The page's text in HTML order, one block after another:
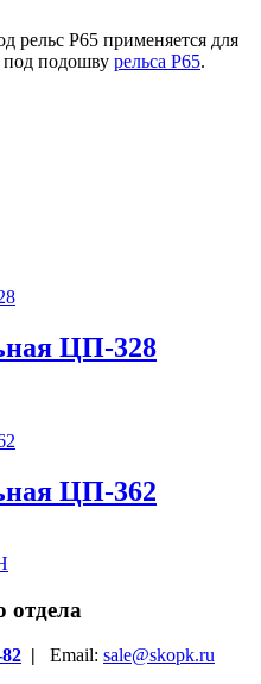
рельс Р65 применяется для
под подошву рельса Р65.
ЦП-328
ЦП-362
отдела
| Email: sale@skopk.ru